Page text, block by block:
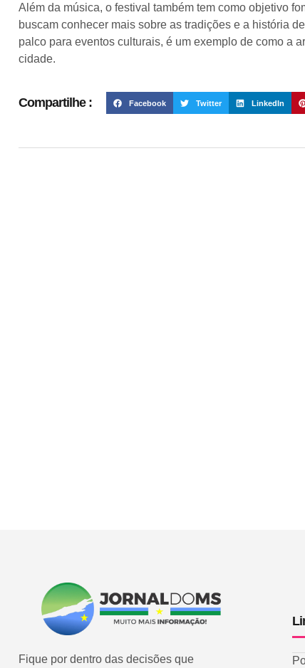
Além da música, o festival também tem como objetivo
buscam conhecer mais sobre as tradições e a história
palco para eventos culturais, é um exemplo de como a
cidade.
Compartilhe : Facebook Twitter LinkedIn
Fique por dentro das decisões que